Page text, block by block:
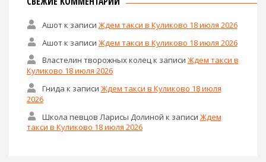
Ашотк записи Ждем такси в Куликово 18 июля 2026
Ашотк записи Ждем такси в Куликово 18 июля 2026
Властелин творожных колецк записи Ждем такси в
Куликово 18 июля 2026
Гнида к записи Ждем такси в Куликово 18 июля
2026
Школа певцов Ларисы Долиной к записи Ждем
такси в Куликово 18 июля 2026